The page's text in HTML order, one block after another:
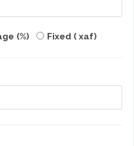
(%) Fixed ( xaf)